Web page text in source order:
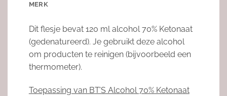
MERK
Dit flesje bevat 120 ml alcohol 70% Ketonaat
(gedenatureerd). Je gebruikt deze alcohol
om producten te reinigen (bijvoorbeeld een
thermometer).
Toepassing van BT’S Alcohol 70% Ketonaat